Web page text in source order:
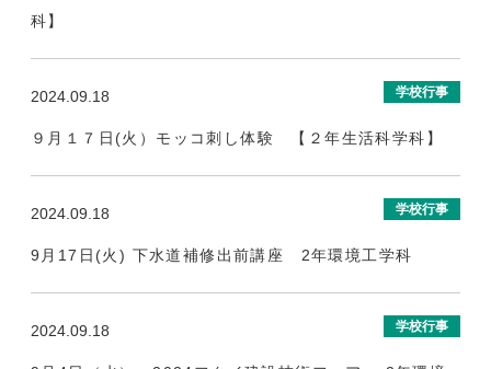
科】
2024.09.18 学校行事
９月１７日(火）モッコ刺し体験 【２年生活科学科】
2024.09.18 学校行事
9月17日(火) 下水道補修出前講座 2年環境工学科
2024.09.18 学校行事